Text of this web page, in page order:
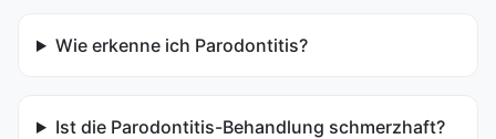
Wie erkenne ich Parodontitis?
Ist die Parodontitis-Behandlung schmerzhaft?